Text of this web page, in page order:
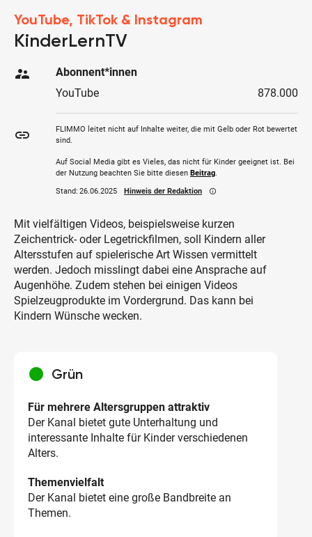
YouTube, TikTok & Instagram
KinderLernTV
supervisor_account
Abonnent*innen
YouTube
878.000
insert_link
FLIMMO leitet nicht auf Inhalte weiter, die mit Gelb oder Rot bewertet
sind.
Auf Social Media gibt es Vieles, das nicht für Kinder geeignet ist. Bei
der Nutzung beachten Sie bitte diesen Beitrag.
Stand: 26.06.2025 Hinweis der Redaktion info_outline
Mit vielfältigen Videos, beispielsweise kurzen
Zeichentrick- oder Legetrickfilmen, soll Kindern aller
Altersstufen auf spielerische Art Wissen vermittelt
werden. Jedoch misslingt dabei eine Ansprache auf
Augenhöhe. Zudem stehen bei einigen Videos
Spielzeugprodukte im Vordergrund. Das kann bei
Kindern Wünsche wecken.
circle Grün
Für mehrere Altersgruppen attraktiv
Der Kanal bietet gute Unterhaltung und
interessante Inhalte für Kinder verschiedenen
Alters.
Themenvielfalt
Der Kanal bietet eine große Bandbreite an
Themen.